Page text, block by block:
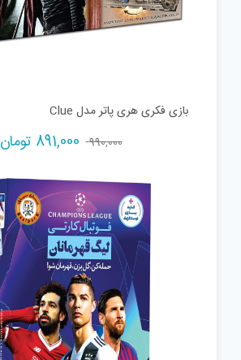
بازی فکری هری پاتر مدل Clue
990,000
Original
was:
990,000 تومان.
891,000 تومان